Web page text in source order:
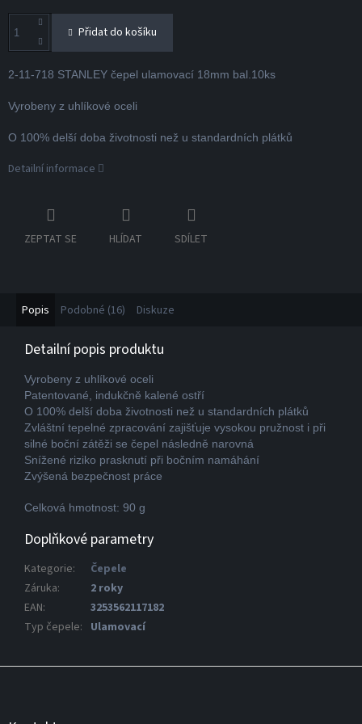
Přidat do košíku
2-11-718 STANLEY čepel ulamovací 18mm bal.10ks
Vyrobeny z uhlíkové oceli
O 100% delší doba životnosti než u standardních plátků
Detailní informace
ZEPTAT SE HLÍDAT SDÍLET
Popis Podobné (16) Diskuze
Detailní popis produktu
Vyrobeny z uhlíkové oceli
Patentované, indukčně kalené ostří
O 100% delší doba životnosti než u standardních plátků
Zvláštní tepelné zpracování zajišťuje vysokou pružnost i při
silné boční zátěži se čepel následně narovná
Snížené riziko prasknutí při bočním namáhání
Zvýšená bezpečnost práce
Celková hmotnost: 90 g
Doplňkové parametry
Kategorie:
Čepele
Záruka:
2 roky
EAN:
3253562117182
Typ čepele: Ulamovací
Z